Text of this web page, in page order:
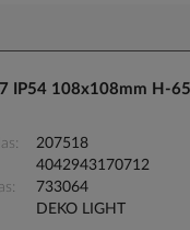
IP54 108x108mm H-
207518
4042943170712
733064
DEKO LIGHT